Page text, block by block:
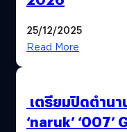
25/12/2025
Read More
เตรียมปิดตำนา
‘naruk’ ‘007’